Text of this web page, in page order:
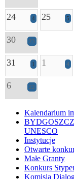
24 4 25 5
30 23
31 1 1 4
6 22
Kalendarium
UNESCO
Instytucje
Otwarte
Małe Granty
Konkurs
Komisja